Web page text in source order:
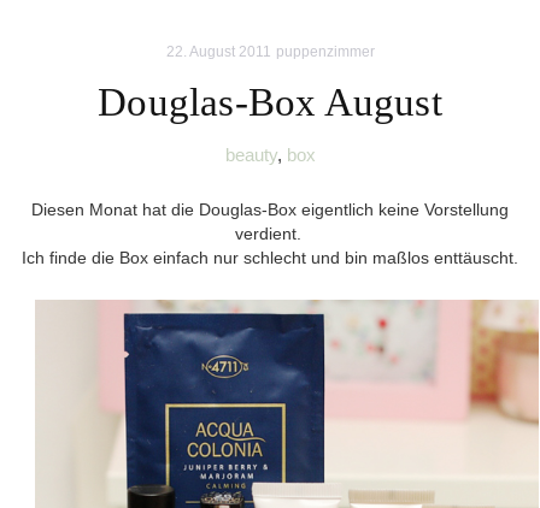
22. August 2011 puppenzimmer
Douglas-Box August
beauty, box
Diesen Monat hat die Douglas-Box eigentlich keine Vorstellung
verdient.
Ich finde die Box einfach nur schlecht und bin maßlos enttäuscht.